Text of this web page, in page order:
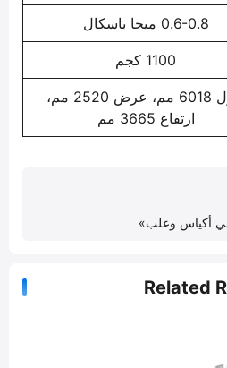
0.6-0.8 ميجا باسكال
1100 كجم
طول 6018 مم، عرض 2520 مم،
ارتفاع 3665 مم
في أكياس وعلب»
Related